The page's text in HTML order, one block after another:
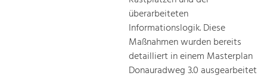
überarbeiteten
Informationslogik. Diese
Maßnahmen wurden bereits
detailliert in einem Masterplan
Donauradweg 3.0 ausgearbeitet